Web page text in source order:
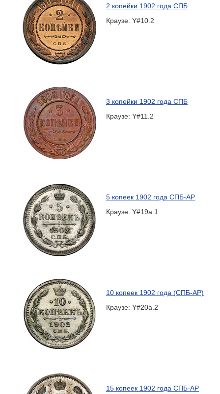
2 копейки 1902 года СПБ
Краузе: Y#10.2
3 копейки 1902 года СПБ
Краузе: Y#11.2
5 копеек 1902 года СПБ-АР
Краузе: Y#19a.1
10 копеек 1902 года (СПБ-АР)
Краузе: Y#20a.2
15 копеек 1902 года СПБ-АР